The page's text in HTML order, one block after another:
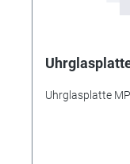
Uhrglasplatte